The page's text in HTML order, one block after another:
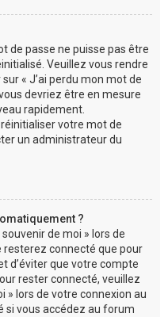
de passe ne puisse pas être
Veuillez vous rendre
« J’ai perdu mon mot de
devriez être en mesure
rapidement.
votre mot de
un administrateur du
?
de moi » lors de
resterez connecté que pour
d’éviter que votre compte
rester connecté, veuillez
» lors de votre connexion au
si vous accédez au forum